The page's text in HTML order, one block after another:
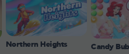
Northern Heights Candy